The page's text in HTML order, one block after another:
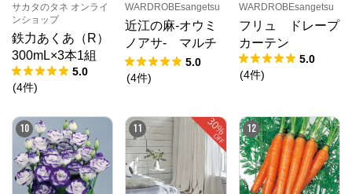
サカタのタネ オンライ
ンショップ
鉄力あくあ（R）
300mL×3本1組
5.0
(4件)
WARDROBEsangetsu
近江の麻-オウミ
ノアサ- マルチ
カバー
5.0
(4件)
WARDROBEsangetsu
フリュ ドレープ
カーテン
5.0
(4件)
10 11 12